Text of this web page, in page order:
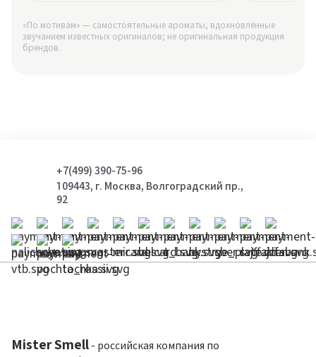
«По мотивам» — самостоятельные ароматы, вдохновлённые
звучанием известных оригиналов; не оригинальная продукция
брендов.
+7(499) 390-75-96
109443, г. Москва, Волгоградский пр.,
92
Mister Smell - российская компания по